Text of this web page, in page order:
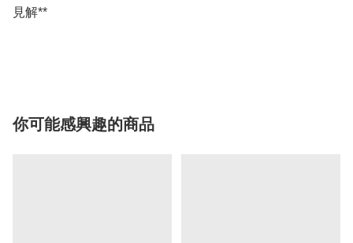
見解**
你可能感興趣的商品